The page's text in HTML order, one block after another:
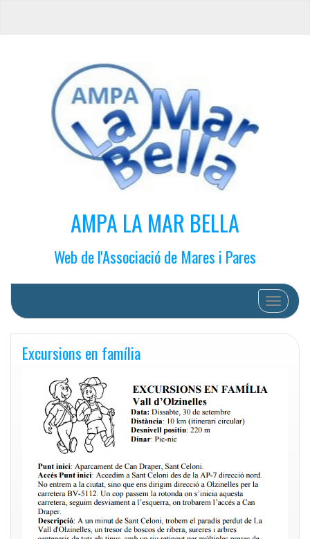
AMPA LA MAR BELLA
Web de l'Associació de Mares i Pares
Cambiar
Excursions en família